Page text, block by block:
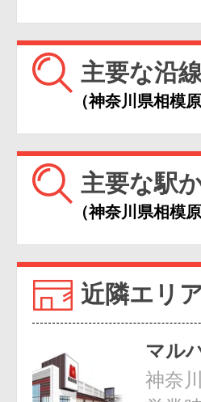
主要な沿
（神奈川県相模
主要な駅
（神奈川県相模
近隣エリ
マル
神奈